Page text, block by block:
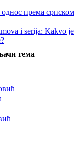
према српском
i serija: Kakvo je
тема